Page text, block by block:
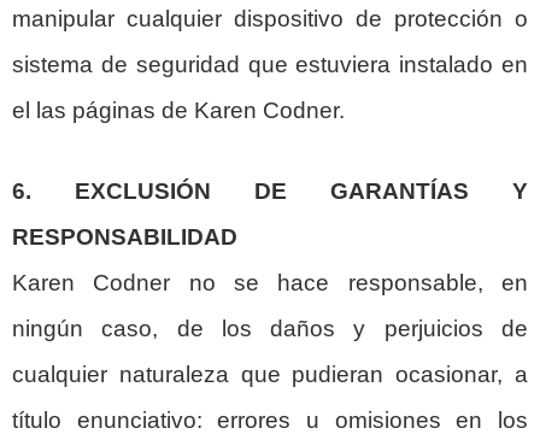
manipular cualquier dispositivo de protección o
sistema de seguridad que estuviera instalado en
el las páginas de Karen Codner.
6. EXCLUSIÓN DE GARANTÍAS Y
RESPONSABILIDAD
Karen Codner no se hace responsable, en
ningún caso, de los daños y perjuicios de
cualquier naturaleza que pudieran ocasionar, a
título enunciativo: errores u omisiones en los